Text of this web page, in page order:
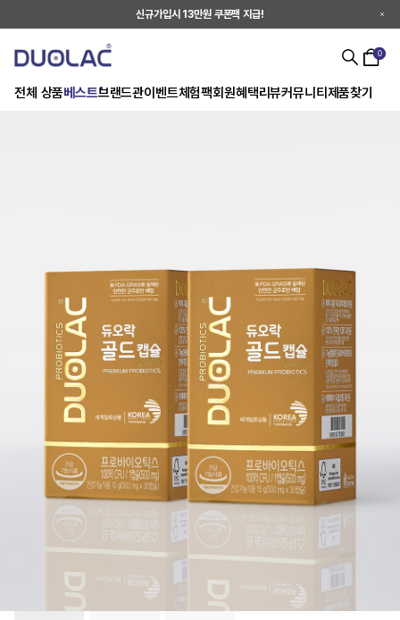
신규가입시 13만원 쿠폰팩 지급!
전체 상품베스트브랜드관이벤트체험팩회원혜택리뷰커뮤니티 제품찾기
0